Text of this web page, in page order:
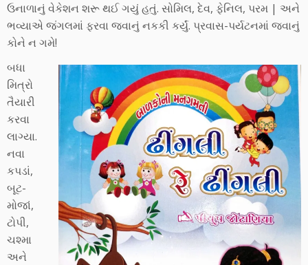
ઉનાળાનું વેકેશન શરૂ થઈ ગયું હતું. સોમિલ, દેવ, ફેનિલ, પરમ | અને
ભવ્યાએ જંગલમાં ફરવા જવાનું નકકી કર્યું. પ્રવાસ-પર્યટનમાં જવાનું
કોને ન ગમે!
બધા
મિત્રો
તૈયારી
કરવા
લાગ્યા.
નવા
કપડાં,
બૂટ-
મોજાં,
ટોપી,
ચશ્મા
અને